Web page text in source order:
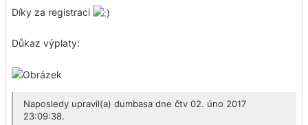
Díky za registraci
Důkaz výplaty:
Naposledy upravil(a) dumbasa dne čtv 02. úno 2017
23:09:38.